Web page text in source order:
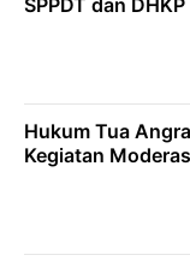
Hukum Tua
Kegiatan